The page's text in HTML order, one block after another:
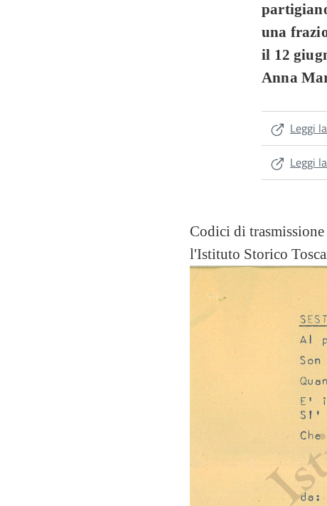
una
il 12
Anna
Leggi
Leggi
Codici di
l'Istituto Storico